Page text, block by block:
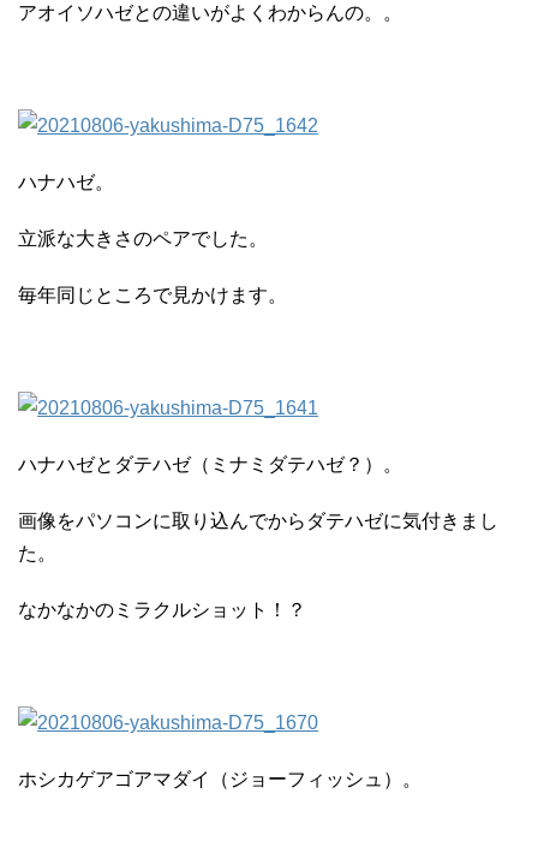
アオイソハゼとの違いがよくわからんの。。
ハナハゼ。
立派な大きさのペアでした。
毎年同じところで見かけます。
ハナハゼとダテハゼ（ミナミダテハゼ？）。
画像をパソコンに取り込んでからダテハゼに気付きまし
た。
なかなかのミラクルショット！？
ホシカゲアゴアマダイ（ジョーフィッシュ）。